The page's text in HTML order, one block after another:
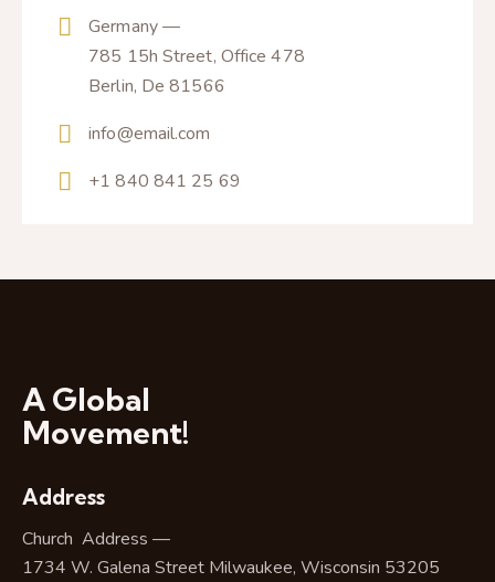
Germany —
785 15h Street, Office 478
Berlin, De 81566
info@email.com
+1 840 841 25 69
A Global
Movement!
Address
Church Address —
1734 W. Galena Street Milwaukee, Wisconsin 53205